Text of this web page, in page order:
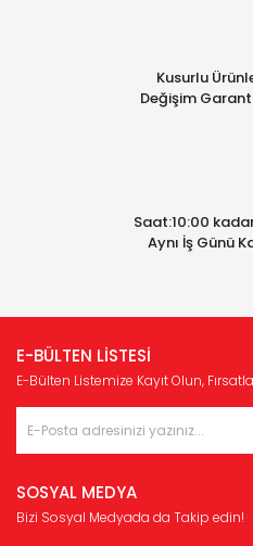
Kusurlu
Değişim
Saat:10:00
Aynı İş Günü
E-BÜLTEN LİSTESİ
E-Bülten Listemize Kayıt Olun,
SOSYAL MEDYA
Bizi Sosyal Medyada da Takip edin!